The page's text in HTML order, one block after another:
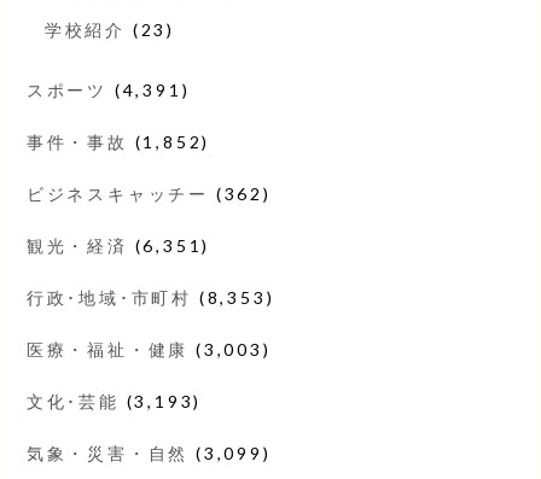
学校紹介 (23)
スポーツ (4,391)
事件・事故 (1,852)
ビジネスキャッチー (362)
観光・経済 (6,351)
行政･地域･市町村 (8,353)
医療・福祉・健康 (3,003)
文化･芸能 (3,193)
気象・災害・自然 (3,099)